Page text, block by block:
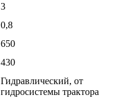
3
0,8
650
430
Гидравлический, от
гидросистемы трактора